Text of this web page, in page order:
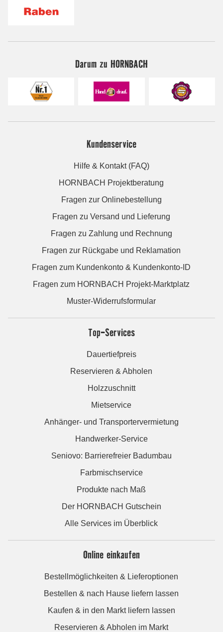
Darum zu HORNBACH
Kundenservice
Hilfe & Kontakt (FAQ)
HORNBACH Projektberatung
Fragen zur Onlinebestellung
Fragen zu Versand und Lieferung
Fragen zu Zahlung und Rechnung
Fragen zur Rückgabe und Reklamation
Fragen zum Kundenkonto & Kundenkonto-ID
Fragen zum HORNBACH Projekt-Marktplatz
Muster-Widerrufsformular
Top-Services
Dauertiefpreis
Reservieren & Abholen
Holzzuschnitt
Mietservice
Anhänger- und Transportervermietung
Handwerker-Service
Seniovo: Barrierefreier Badumbau
Farbmischservice
Produkte nach Maß
Der HORNBACH Gutschein
Alle Services im Überblick
Online einkaufen
Bestellmöglichkeiten & Lieferoptionen
Bestellen & nach Hause liefern lassen
Kaufen & in den Markt liefern lassen
Reservieren & Abholen im Markt